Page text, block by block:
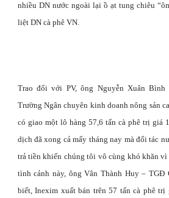
nhiều DN nước ngoài lại ồ ạt tung chiêu
liệt DN cà phê VN.
Trao đổi với PV, ông Nguyễn Xuân
Trường Ngân chuyên kinh doanh nông sản
có giao một lô hàng 57,6 tấn cà phê trị giá
dịch đã xong cả mấy tháng nay mà đối tác
trả tiền khiến chúng tôi vô cùng khó khăn
tình cảnh này, ông Vân Thành Huy –
biết, Inexim xuất bán trên 57 tấn cà phê trị